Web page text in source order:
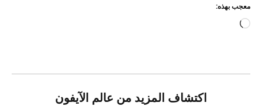
معجب بهذه:
جاري
اكتشاف المزيد من عالم الآيفون